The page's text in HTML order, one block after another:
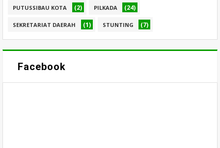
PUTUSSIBAU KOTA (2) PILKADA (24)
SEKRETARIAT DAERAH (1) STUNTING (7)
Facebook